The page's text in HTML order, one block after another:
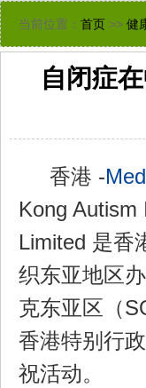
当前位置： 首页 >> 健
自闭症
香港 -
Kong
Limited 是香
织东亚地区
克东亚区（
香港特别行
祝活动。